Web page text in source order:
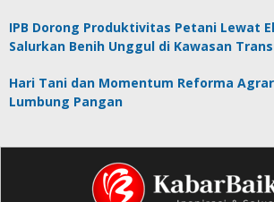
IPB Dorong Produktivitas Petani Lewat
Salurkan Benih Unggul di Kawasan
Hari Tani dan Momentum Reforma
Lumbung Pangan